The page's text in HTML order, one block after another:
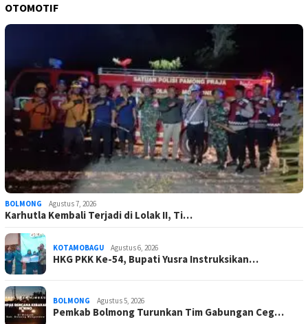
OTOMOTIF
BOLMONG Agustus 7, 2026
Karhutla Kembali Terjadi di Lolak II, Ti…
KOTAMOBAGU Agustus 6, 2026
HKG PKK Ke-54, Bupati Yusra Instruksikan…
BOLMONG Agustus 5, 2026
Pemkab Bolmong Turunkan Tim Gabungan Ceg…